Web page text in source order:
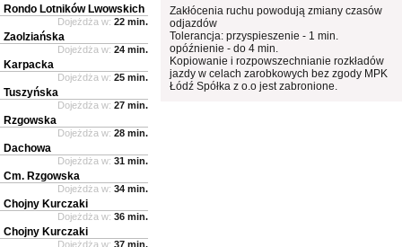
Zakłócenia ruchu powodują zmiany czasów
odjazdów
Tolerancja: przyspieszenie - 1 min.
opóźnienie - do 4 min.
Kopiowanie i rozpowszechnianie rozkładów
jazdy w celach zarobkowych bez zgody MPK
Łódź Spółka z o.o jest zabronione.
Rondo Lotników Lwowskich
Dojeżdża w: 22 min.
Zaolziańska
Dojeżdża w: 24 min.
Karpacka
Dojeżdża w: 25 min.
Tuszyńska
Dojeżdża w: 27 min.
Rzgowska
Dojeżdża w: 28 min.
Dachowa
Dojeżdża w: 31 min.
Cm. Rzgowska
Dojeżdża w: 34 min.
Chojny Kurczaki
Dojeżdża w: 36 min.
Chojny Kurczaki
Dojeżdża w: 37 min.